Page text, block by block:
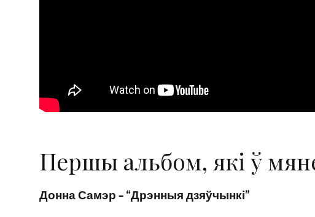
Першы альбом, які ў
Донна Самэр – “Дрэнныя дзяўчынкі”